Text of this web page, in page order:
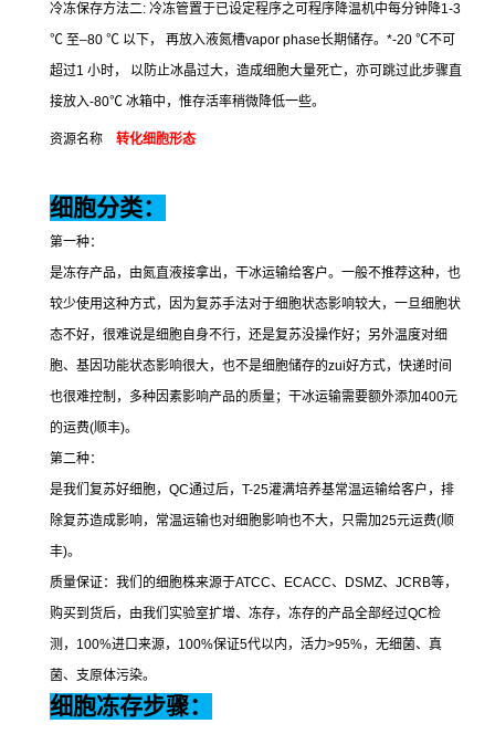
冷冻保存方法二: 冷冻管置于已设定程序之可程序降温机中每分钟降1-3
℃ 至–80 ℃ 以下， 再放入液氮槽vapor phase长期储存。 *-20 ℃不可
超过1 小时，
以防止冰晶过大，造成细胞大量死亡，亦可跳过此步骤直
接放入-80℃ 冰箱中，惟存活率稍微降低一些。
资源名称 转化细胞形态
细胞分类：
第一种：
是冻存产品，由氮直液接拿出，干冰运输给客户。一般不推荐这种，也
较少使用这种方式，因为复苏手法对于细胞状态影响较大，一旦细胞状
态不好，很难说是细胞自身不行，还是复苏没操作好；另外温度对细
胞、基因功能状态影响很大，也不是细胞储存的zui好方式，快递时间
也很难控制，多种因素影响产品的质量；干冰运输需要额外添加400元
的运费(顺丰)。
第二种：
是我们复苏好细胞， QC通过后， T-25灌满培养基常温运输给客户，排
除复苏造成影响，常温运输也对细胞影响也不大，只需加25元运费(顺
丰)。
质量保证：我们的细胞株来源于ATCC、 ECACC、 DSMZ、 JCRB等，
购买到货后，由我们实验室扩增、冻存，冻存的产品全部经过QC检
测， 100%进口来源， 100%保证5代以内，活力>95%，无细菌、真
菌、支原体污染。
细胞冻存步骤：